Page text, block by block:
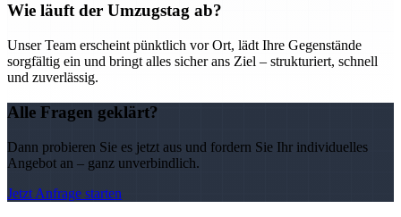
Wie läuft der Umzugstag ab?
Unser Team erscheint pünktlich vor Ort, lädt Ihre Gegenstände
sorgfältig ein und bringt alles sicher ans Ziel – strukturiert, schnell
und zuverlässig.
Alle Fragen geklärt?
Dann probieren Sie es jetzt aus und fordern Sie Ihr individuelles
Angebot an – ganz unverbindlich.
Jetzt Anfrage starten